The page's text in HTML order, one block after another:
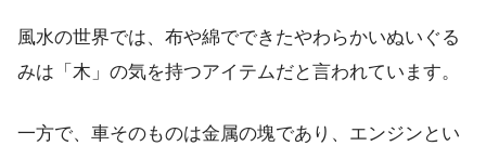
風水の世界では、布や綿でできたやわらかいぬいぐる
みは「木」の気を持つアイテムだと言われています。
一方で、車そのものは金属の塊であり、エンジンとい